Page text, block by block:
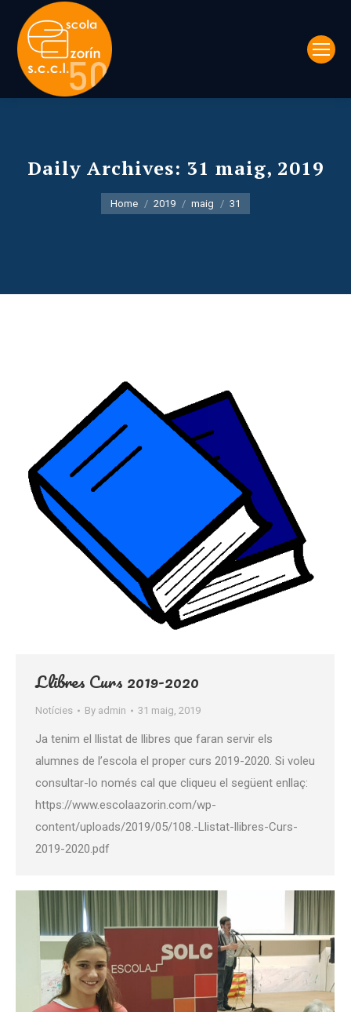
Daily Archives: 31 maig, 2019
You are here:
Home 2019 maig 31
Llibres Curs 2019-2020
Notícies By admin 31 maig, 2019
Ja tenim el llistat de llibres que faran servir els
alumnes de l’escola el proper curs 2019-2020. Si voleu
consultar-lo només cal que cliqueu el següent enllaç:
https://www.escolaazorin.com/wp-
content/uploads/2019/05/108.-Llistat-llibres-Curs-
2019-2020.pdf